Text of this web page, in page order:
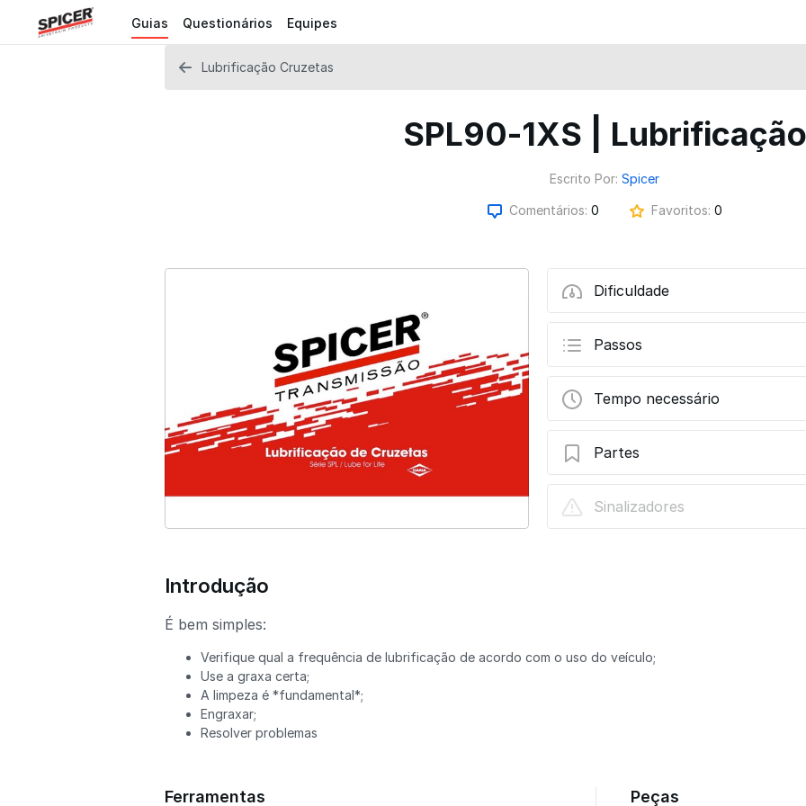
Guias Questionários Equipes
Lubrificação Cruzetas
SPL90-1XS | Lubrificação
Escrito Por: Spicer
Comentários: 0 Favoritos: 0
Dificuldade
Passos
Tempo necessário
Partes
Sinalizadores
Introdução
É bem simples:
Verifique qual a frequência de lubrificação de acordo com o uso do veículo;
Use a graxa certa;
A limpeza é *fundamental*;
Engraxar;
Resolver problemas
Ferramentas Peças